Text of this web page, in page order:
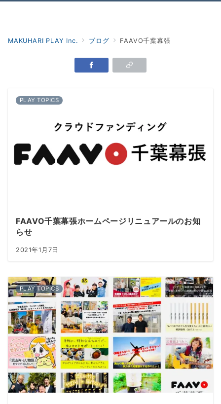
MAKUHARI PLAY Inc. ブログ FAAVO千葉幕張
PLAY TOPICS
FAAVO千葉幕張ホームページリニュアールのお知
らせ
2021年1月7日
PLAY TOPICS